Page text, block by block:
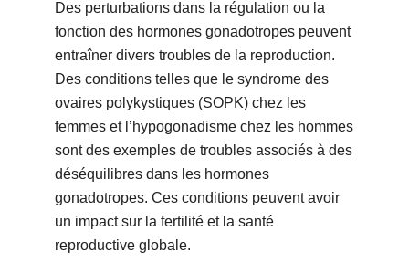
Des perturbations dans la régulation ou la
fonction des hormones gonadotropes peuvent
entraîner divers troubles de la reproduction.
Des conditions telles que le syndrome des
ovaires polykystiques (SOPK) chez les
femmes et l’hypogonadisme chez les hommes
sont des exemples de troubles associés à des
déséquilibres dans les hormones
gonadotropes. Ces conditions peuvent avoir
un impact sur la fertilité et la santé
reproductive globale.